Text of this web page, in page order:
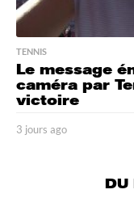
TENNIS
Le message
caméra par
victoire
3 jours ago
DU